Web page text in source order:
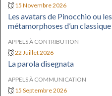
15 Novembre 2026
Les avatars de Pinocchio ou les
métamorphoses d’un classique
APPELS À CONTRIBUTION
22 Juillet 2026
La parola disegnata
APPELS À COMMUNICATION
15 Septembre 2026